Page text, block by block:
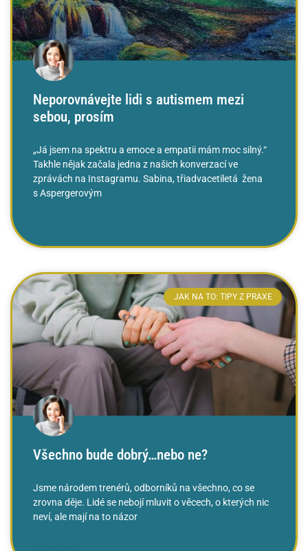
Neporovnávejte lidi s autismem mezi
sebou, prosím
„Já jsem na spektru a emoce a empatii mám moc silný.“
Takhle nějak začala jedna z našich konverzací ve
zprávách na Instagramu. Sabina, třiadvacetiletá žena
s Aspergerovým
JAK NA TO: TIPY Z PRAXE
Všechno bude dobrý…nebo ne?
Jsme národem trenérů, odborníků na všechno, co se
zrovna děje. Lidé se nebojí mluvit o věcech, o kterých nic
neví, ale mají na to názor